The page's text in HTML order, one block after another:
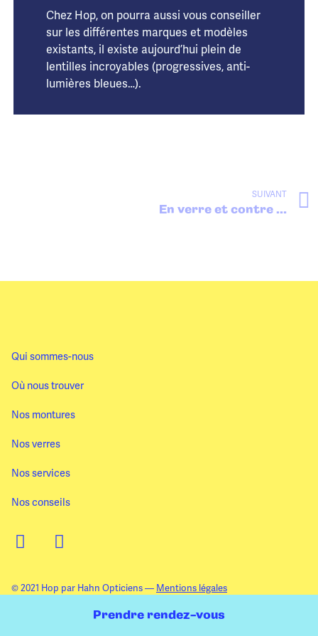
Chez Hop, on pourra aussi vous conseiller
sur les différentes marques et modèles
existants, il existe aujourd’hui plein de
lentilles incroyables (progressives, anti-
lumières bleues…).
SUIVANT
En verre et contre tout : Quel traitement choisir ?
Qui sommes-nous
Où nous trouver
Nos montures
Nos verres
Nos services
Nos conseils
© 2021 Hop par Hahn Opticiens — Mentions légales
Prendre rendez-vous